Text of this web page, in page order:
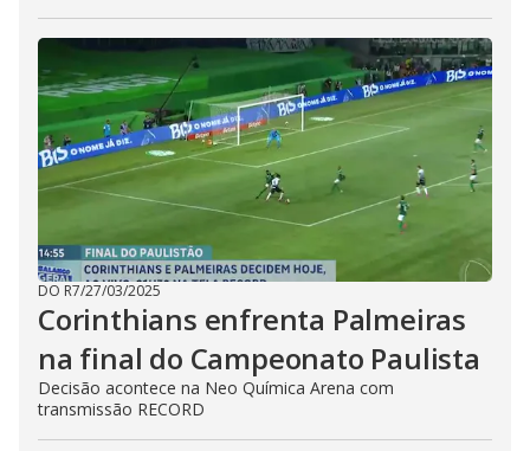
DO R7/27/03/2025
Corinthians enfrenta Palmeiras
na final do Campeonato Paulista
Decisão acontece na Neo Química Arena com
transmissão RECORD